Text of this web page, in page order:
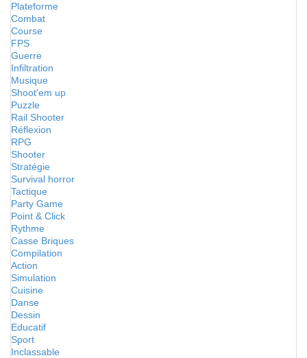
Plateforme
Combat
Course
FPS
Guerre
Infiltration
Musique
Shoot'em up
Puzzle
Rail Shooter
Réflexion
RPG
Shooter
Stratégie
Survival horror
Tactique
Party Game
Point & Click
Rythme
Casse Briques
Compilation
Action
Simulation
Cuisine
Danse
Dessin
Educatif
Sport
Inclassable